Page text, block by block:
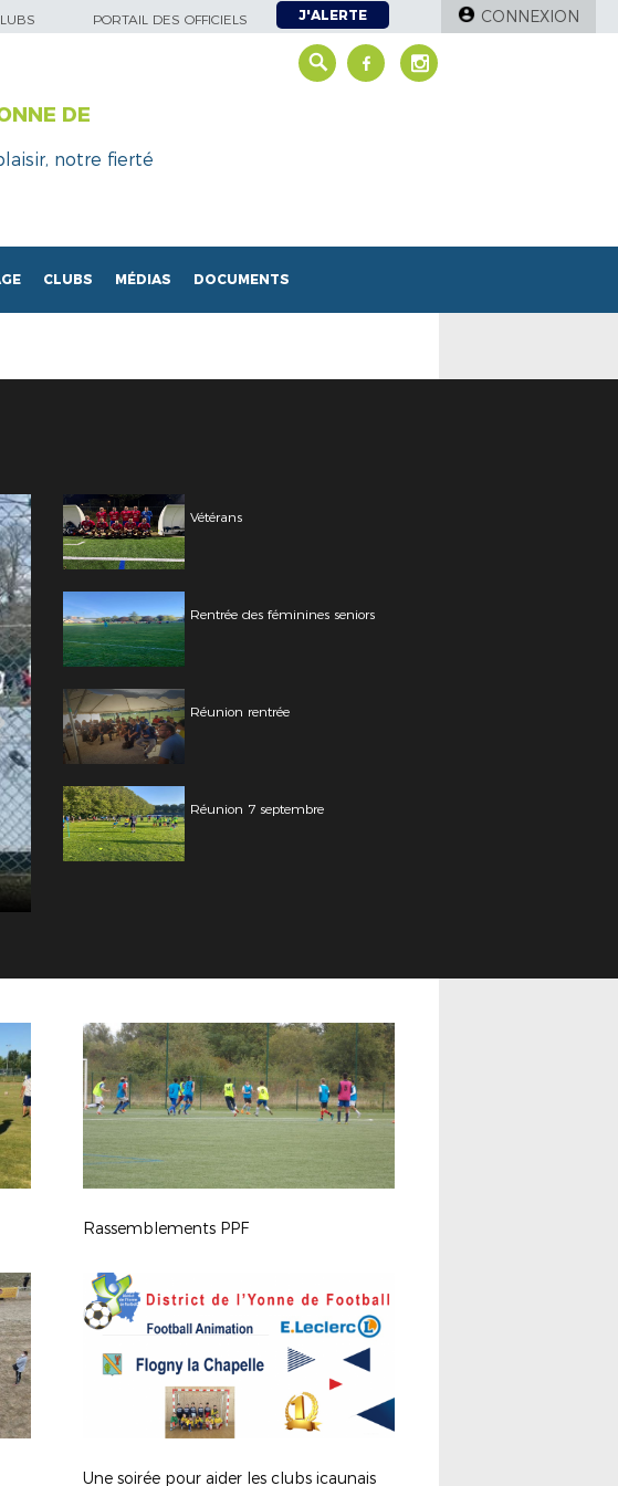
PORTAIL DES OFFICIELS J'ALERTE CONNEXION
DE
notre fierté
CLUBS MÉDIAS DOCUMENTS
Vétérans
Rentrée des féminines seniors
Réunion rentrée
Réunion 7 septembre
Rassemblements PPF
Une soirée pour aider les clubs icaunais